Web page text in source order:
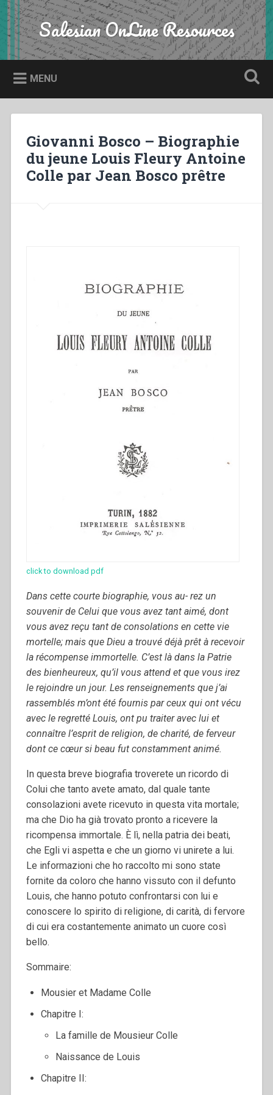
Skip
to
content
Search Salesian OnLine Resources
MENU
Giovanni Bosco – Biographie
du jeune Louis Fleury Antoine
Colle par Jean Bosco prêtre
click to download pdf
Dans cette courte biographie, vous au- rez un
souvenir de Celui que vous avez tant aimé, dont
vous avez reçu tant de consolations en cette vie
mortelle; mais que Dieu a trouvé déjà prêt à recevoir
la ré­compense immortelle. C’est là dans la Pa­trie
des bienheureux, qu’il vous attend et que vous irez
le rejoindre un jour. Les renseignements que j’ai
rassemblés m’ont été fournis par ceux qui ont vécu
avec le regretté Louis, ont pu traiter avec lui et
connaître l’esprit de religion, de cha­rité, de ferveur
dont ce cœur si beau fut constamment animé.
In questa breve biografia troverete un ricordo di
Colui che tanto avete amato, dal quale tante
consolazioni avete ricevuto in questa vita mortale;
ma che Dio ha già trovato pronto a ricevere la
ricompensa immortale. È lì, nella patria dei beati,
che Egli vi aspetta e che un giorno vi unirete a lui.
Le informazioni che ho raccolto mi sono state
fornite da coloro che hanno vissuto con il defunto
Louis, che hanno potuto confrontarsi con lui e
conoscere lo spirito di religione, di carità, di fervore
di cui era costantemente animato un cuore così
bello.
Sommaire:
Mousier et Madame Colle
Chapitre I:
La famille de Mousieur Colle
Naissance de Louis
Chapitre II: